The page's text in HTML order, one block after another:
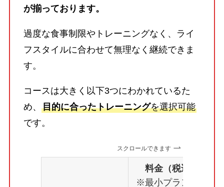
が揃っております。
過度な食事制限やトレーニングなく、ライ
フスタイルに合わせて無理なく継続できま
す。
コースは大きく以下3つにわかれているた
め、 目的に合ったトレーニングを選択可能
です。
スクロールできます
料金（税込）
※最小プランの場